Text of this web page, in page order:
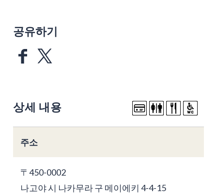
공유하기
상세 내용
주소
〒450-0002
나고야 시 나카무라 구 메이에키 4-4-15